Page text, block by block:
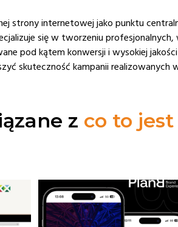
strony internetowej jako punktu
się w tworzeniu
pod kątem konwersji i wysokiej
skuteczność kampanii realizowanych
z co to